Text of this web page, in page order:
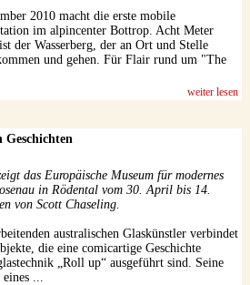
2010 macht die erste mobile
im alpincenter Bottrop. Acht Meter
der Wasserberg, der an Ort und Stelle
und gehen. Für Flair rund um "The
weiter lesen
Geschichten
das Europäische Museum für modernes
in Rödental vom 30. April bis 14.
von Scott Chaseling.
australischen Glaskünstler verbindet
die eine comicartige Geschichte
„Roll up“ ausgeführt sind. Seine
...